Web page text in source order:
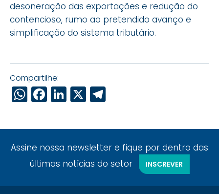
desoneração das exportações e redução do
contencioso, rumo ao pretendido avanço e
simplificação do sistema tributário.
Compartilhe:
WhatsApp
Facebook
LinkedIn
X
Assine nossa newsletter e fique por dentro das
últimas notícias do setor
INSCREVER